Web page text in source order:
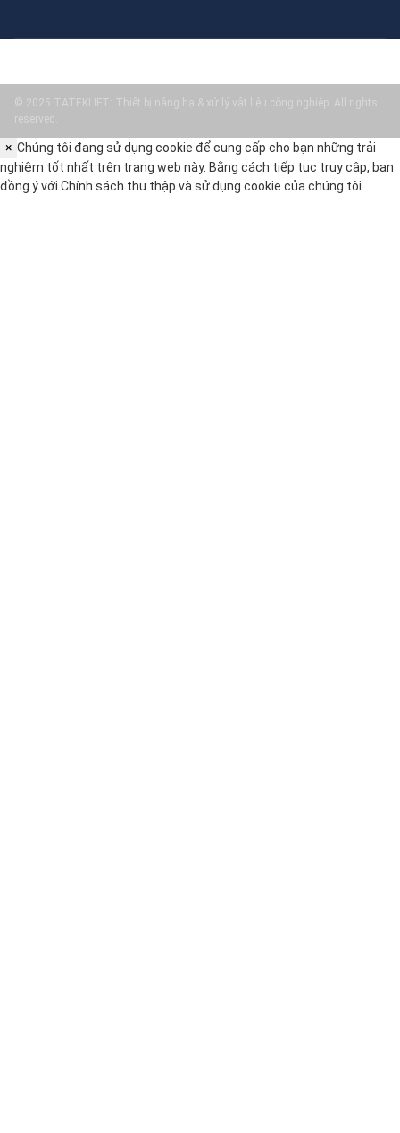
© 2025 TATEKLIFT: Thiết bị nâng hạ & xử lý vật liệu công nghiệp. All rights
reserved.
× Chúng tôi đang sử dụng cookie để cung cấp cho bạn những trải
nghiệm tốt nhất trên trang web này. Bằng cách tiếp tục truy cập, bạn
đồng ý với Chính sách thu thập và sử dụng cookie của chúng tôi.